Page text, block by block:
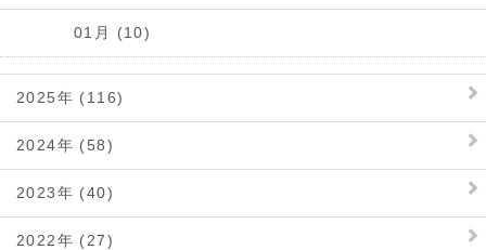
01月 (10)
2025年 (116)
2024年 (58)
2023年 (40)
2022年 (27)